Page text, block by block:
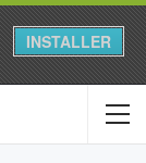
INSTALLER